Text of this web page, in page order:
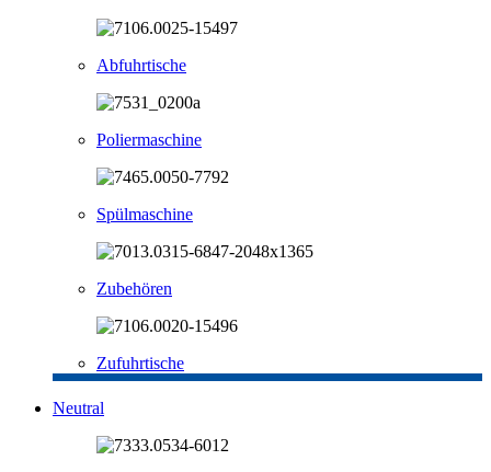
Abfuhrtische
Poliermaschine
Spülmaschine
Zubehören
Zufuhrtische
Neutral